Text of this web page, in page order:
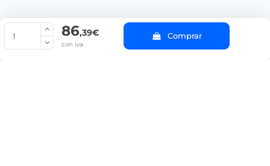
86,39€
con iva
Comprar
© Copyright 2022 PepeBar.com |
Aviso legal y
Condiciones generales de compra |
Blog